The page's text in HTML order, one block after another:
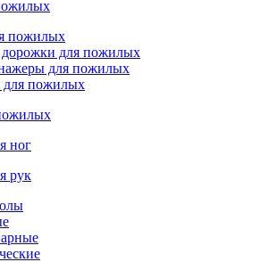
пожилых
дорожки для пожилых
для пожилых
для пожилых
ног
рук